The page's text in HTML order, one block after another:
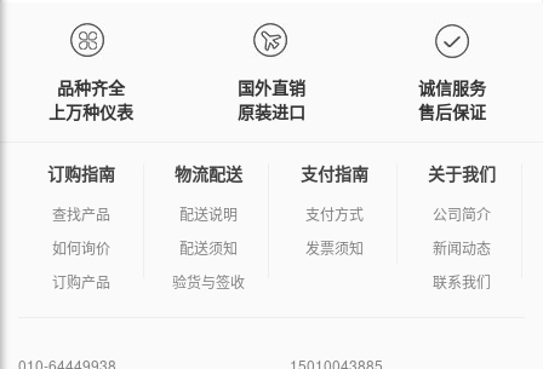
品种齐全
上万种仪表
国外直销
原装进口
诚信服务
售后保证
订购指南
查找产品
如何询价
订购产品
物流配送
配送说明
配送须知
验货与签收
支付指南
支付方式
发票须知
关于我们
公司简介
新闻动态
联系我们
010-64449938 15010043885